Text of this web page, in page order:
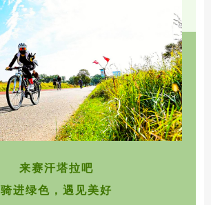
来赛汗塔拉吧
骑进绿色，遇见美好